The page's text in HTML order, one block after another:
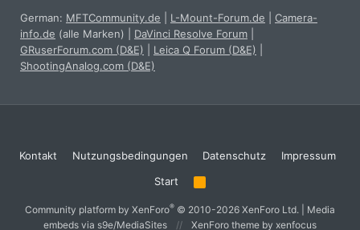
German: MFTCommunity.de L-Mount-Forum.de
Camera-
info.de (alle Marken) DaVinci Resolve Forum
GRuserForum.com (D&E)
Leica Q Forum (D&E)
ShootingAnalog.com (D&E)
Kontakt Nutzungsbedingungen Datenschutz
Impressum
Start
R
S
Community platform by XenForo® © 2010-2026 XenForo Ltd.
Media
embeds via s9e/MediaSites
XenForo theme by xenfocus